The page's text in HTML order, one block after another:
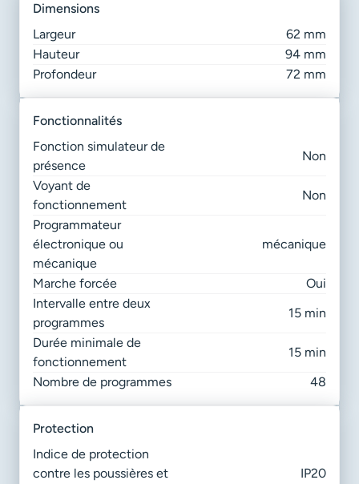
dimensions
Largeur
62 mm
Hauteur
94 mm
Profondeur
72 mm
fonctionnalités
Fonction simulateur de
présence
Non
Voyant de
fonctionnement
Non
Programmateur
électronique ou
mécanique
mécanique
Marche forcée
Oui
Intervalle entre deux
programmes
15 min
Durée minimale de
fonctionnement
15 min
Nombre de programmes
48
protection
Indice de protection
contre les poussières et
IP20